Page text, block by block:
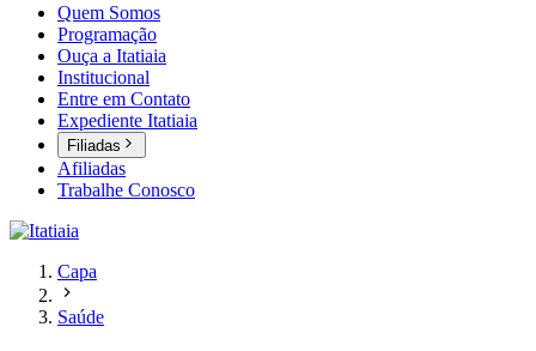
Quem Somos
Programação
Ouça a Itatiaia
Institucional
Entre em Contato
Expediente Itatiaia
Filiadas
Afiliadas
Trabalhe Conosco
Capa
Saúde